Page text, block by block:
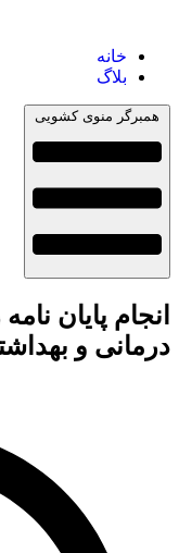
خانه
بلاگ
همبرگر منوی کشویی
انجام پایان
درمانی و